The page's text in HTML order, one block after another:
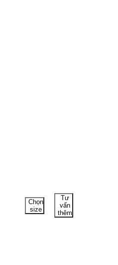
Chọn
size
Tư
vấn
thêm